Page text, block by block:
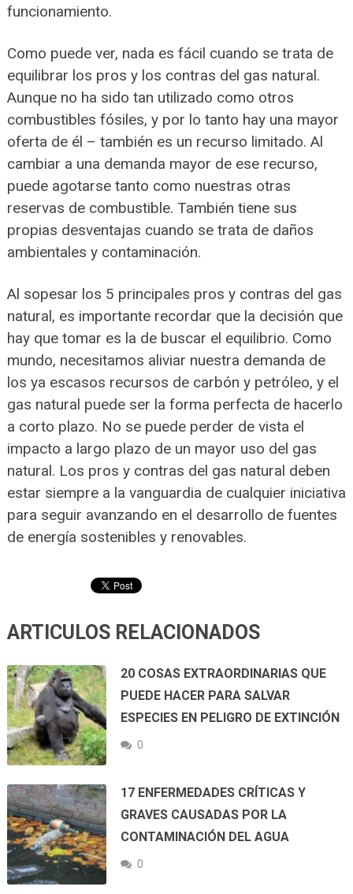
funcionamiento.
Como puede ver, nada es fácil cuando se trata de
equilibrar los pros y los contras del gas natural.
Aunque no ha sido tan utilizado como otros
combustibles fósiles, y por lo tanto hay una mayor
oferta de él – también es un recurso limitado. Al
cambiar a una demanda mayor de ese recurso,
puede agotarse tanto como nuestras otras
reservas de combustible. También tiene sus
propias desventajas cuando se trata de daños
ambientales y contaminación.
Al sopesar los 5 principales pros y contras del gas
natural, es importante recordar que la decisión que
hay que tomar es la de buscar el equilibrio. Como
mundo, necesitamos aliviar nuestra demanda de
los ya escasos recursos de carbón y petróleo, y el
gas natural puede ser la forma perfecta de hacerlo
a corto plazo. No se puede perder de vista el
impacto a largo plazo de un mayor uso del gas
natural. Los pros y contras del gas natural deben
estar siempre a la vanguardia de cualquier iniciativa
para seguir avanzando en el desarrollo de fuentes
de energía sostenibles y renovables.
ARTICULOS RELACIONADOS
20 COSAS EXTRAORDINARIAS QUE
PUEDE HACER PARA SALVAR
ESPECIES EN PELIGRO DE EXTINCIÓN
0
17 ENFERMEDADES CRÍTICAS Y
GRAVES CAUSADAS POR LA
CONTAMINACIÓN DEL AGUA
0